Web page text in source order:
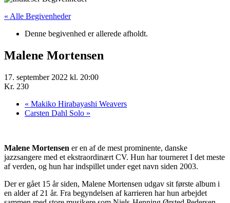
« Alle Begivenheder
Denne begivenhed er allerede afholdt.
Malene Mortensen
17. september 2022 kl. 20:00
Kr. 230
« Makiko Hirabayashi Weavers
Carsten Dahl Solo »
Malene Mortensen er en af de mest prominente, danske
jazzsangere med et ekstraordinært CV. Hun har tourneret I det meste
af verden, og hun har indspillet under eget navn siden 2003.
Der er gået 15 år siden, Malene Mortensen udgav sit første album i
en alder af 21 år. Fra begyndelsen af karrieren har hun arbejdet